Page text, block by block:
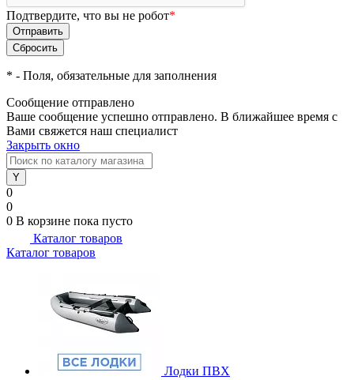
Подтвердите, что вы не робот*
* - Поля, обязательные для заполнения
Сообщение отправлено
Ваше сообщение успешно отправлено. В ближайшее время с
Вами свяжется наш специалист
Закрыть окно
0
0
0 В корзине пока пусто
Каталог товаров
Каталог товаров
Лодки ПВХ